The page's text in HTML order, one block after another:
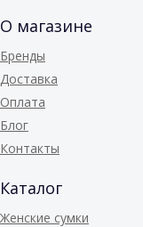
О магазине
Бренды
Доставка
Оплата
Блог
Контакты
Каталог
Женские сумки